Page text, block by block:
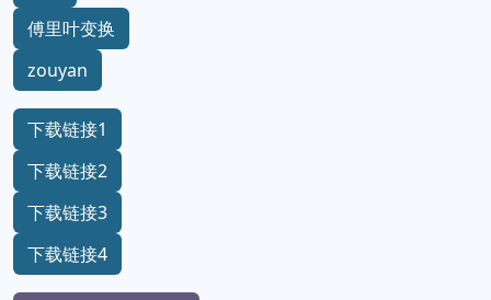
傅里叶变换
zouyan
下载链接1
下载链接2
下载链接3
下载链接4